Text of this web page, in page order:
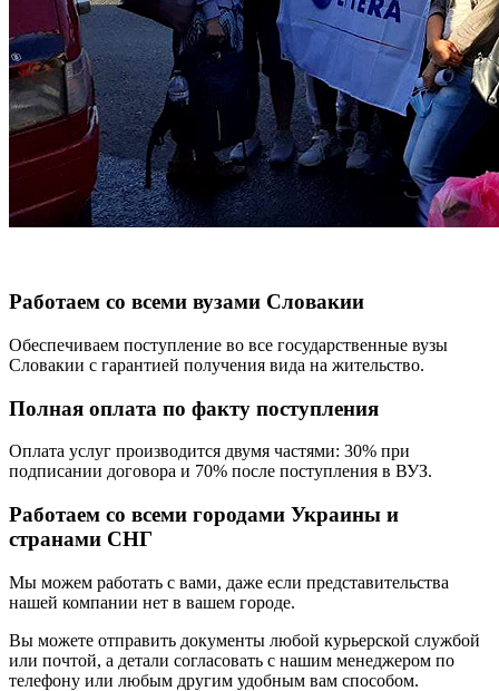
Работаем со всеми вузами Cловакии
Обеспечиваем поступление во все государственные вузы
Словакии с гарантией получения вида на жительство.
Полная оплата по факту поступления
Оплата услуг производится двумя частями: 30% при
подписании договора и 70% после поступления в ВУЗ.
Работаем со всеми городами Украины и
странами СНГ
Мы можем работать с вами, даже если представительства
нашей компании нет в вашем городе.
Вы можете отправить документы любой курьерской службой
или почтой, а детали согласовать с нашим менеджером по
телефону или любым другим удобным вам способом.